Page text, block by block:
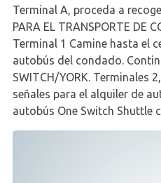
Terminal A, proceda a
PARA EL TRANSPORTE DE
Terminal 1 Camine hasta el
autobús del condado.
SWITCH/YORK. Terminales
señales para el alquiler de
autobús One Switch Shuttle